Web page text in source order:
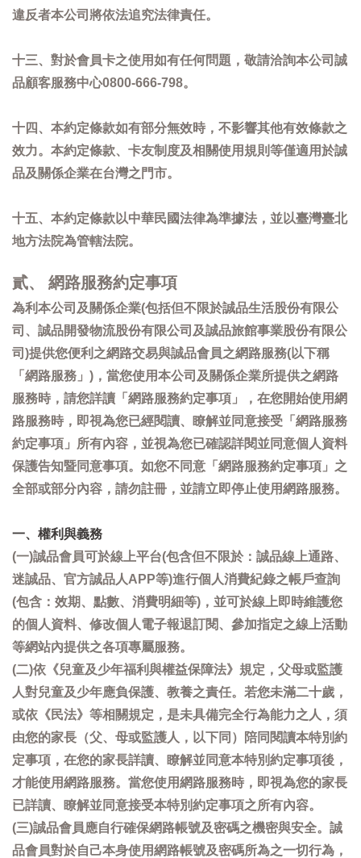
違反者本公司將依法追究法律責任。
十三、對於會員卡之使用如有任何問題，敬請洽詢本公司誠
品顧客服務中心0800-666-798。
十四、本約定條款如有部分無效時，不影響其他有效條款之
效力。本約定條款、卡友制度及相關使用規則等僅適用於誠
品及關係企業在台灣之門市。
十五、本約定條款以中華民國法律為準據法，並以臺灣臺北
地方法院為管轄法院。
貳、 網路服務約定事項
為利本公司及關係企業(包括但不限於誠品生活股份有限公
司、誠品開發物流股份有限公司及誠品旅館事業股份有限公
司)提供您便利之網路交易與誠品會員之網路服務(以下稱
「網路服務」)，當您使用本公司及關係企業所提供之網路
服務時，請您詳讀「網路服務約定事項」，在您開始使用網
路服務時，即視為您已經閱讀、瞭解並同意接受「網路服務
約定事項」所有內容，並視為您已確認詳閱並同意個人資料
保護告知暨同意事項。如您不同意「網路服務約定事項」之
全部或部分內容，請勿註冊，並請立即停止使用網路服務。
一、權利與義務
(一)誠品會員可於線上平台(包含但不限於：誠品線上通路、
迷誠品、官方誠品人APP等)進行個人消費紀錄之帳戶查詢
(包含：效期、點數、消費明細等)，並可於線上即時維護您
的個人資料、修改個人電子報退訂閱、參加指定之線上活動
等網站內提供之各項專屬服務。
(二)依《兒童及少年福利與權益保障法》規定，父母或監護
人對兒童及少年應負保護、教養之責任。若您未滿二十歲，
或依《民法》等相關規定，是未具備完全行為能力之人，須
由您的家長（父、母或監護人，以下同）陪同閱讀本特別約
定事項，在您的家長詳讀、瞭解並同意本特別約定事項後，
才能使用網路服務。當您使用網路服務時，即視為您的家長
已詳讀、瞭解並同意接受本特別約定事項之所有內容。
(三)誠品會員應自行確保網路帳號及密碼之機密與安全。誠
品會員對於自己本身使用網路帳號及密碼所為之一切行為，